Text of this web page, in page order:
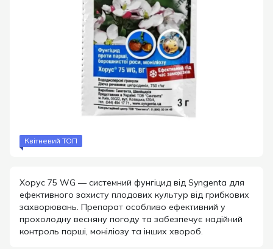
Квітневий ТОП
Хорус 75 WG — системний фунгіцид від Syngenta для
ефективного захисту плодових культур від грибкових
захворювань. Препарат особливо ефективний у
прохолодну весняну погоду та забезпечує надійний
контроль парші, моніліозу та інших хвороб.